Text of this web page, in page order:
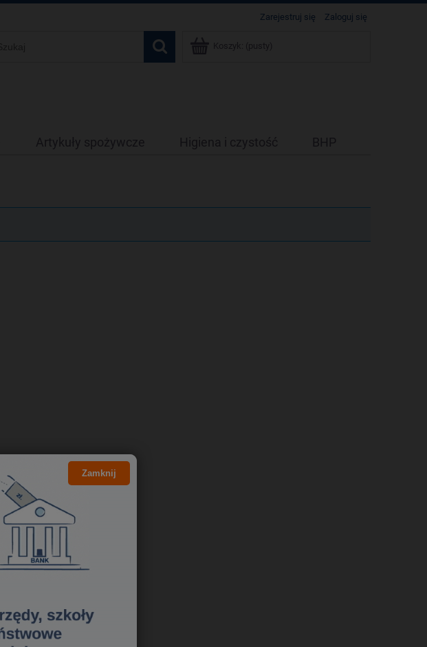
Zarejestruj się Zaloguj się
Koszyk: (pusty)
Artykuły spożywcze Higiena i czystość BHP
Zamknij